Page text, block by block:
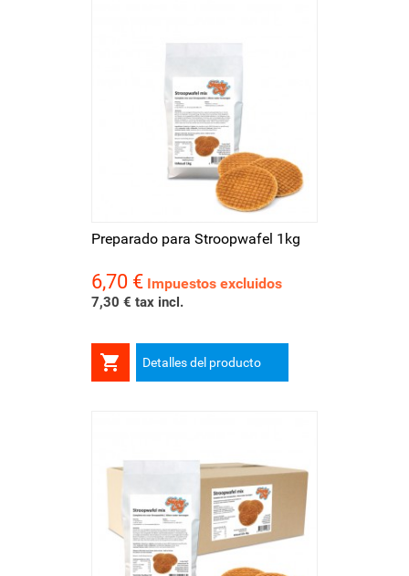
Preparado para Stroopwafel 1kg
Precio
6,70 € Impuestos excluidos
7,30 € tax incl.
 Detalles del producto